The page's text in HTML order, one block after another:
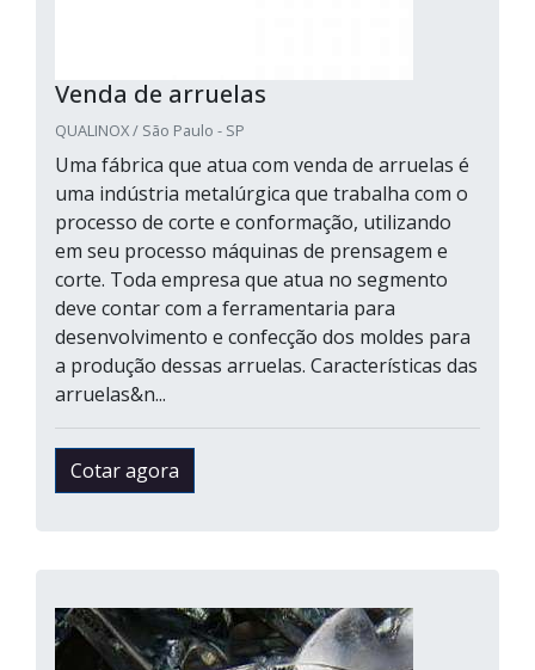
Venda de arruelas
QUALINOX / São Paulo - SP
Uma fábrica que atua com venda de arruelas é
uma indústria metalúrgica que trabalha com o
processo de corte e conformação, utilizando
em seu processo máquinas de prensagem e
corte. Toda empresa que atua no segmento
deve contar com a ferramentaria para
desenvolvimento e confecção dos moldes para
a produção dessas arruelas. Características das
arruelas&n...
Cotar agora